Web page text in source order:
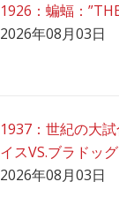
1926：蝙蝠：
2026年08月03日
1937：世紀の大
イスVS.ブラドッグ
2026年08月03日